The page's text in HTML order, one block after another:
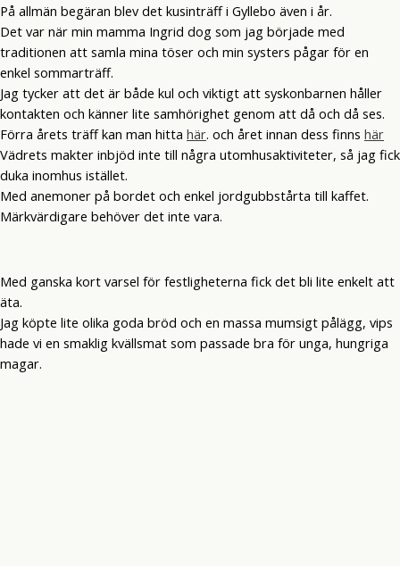
På allmän begäran blev det kusinträff i Gyllebo även i år.
Det var när min mamma Ingrid dog som jag började med
traditionen att samla mina töser och min systers pågar för en
enkel sommarträff.
Jag tycker att det är både kul och viktigt att syskonbarnen håller
kontakten och känner lite samhörighet genom att då och då ses.
Förra årets träff kan man hitta här. och året innan dess finns här
Vädrets makter inbjöd inte till några utomhusaktiviteter, så jag fick
duka inomhus istället.
Med anemoner på bordet och enkel jordgubbstårta till kaffet.
Märkvärdigare behöver det inte vara.
Med ganska kort varsel för festligheterna fick det bli lite enkelt att
äta.
Jag köpte lite olika goda bröd och en massa mumsigt pålägg, vips
hade vi en smaklig kvällsmat som passade bra för unga, hungriga
magar.